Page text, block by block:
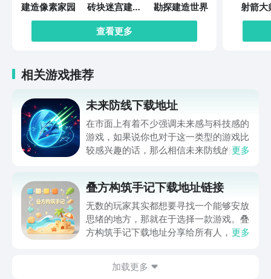
建造像素家园 砖块迷宫建造
者
勘探建造世界
查看更多
射箭大
相关游戏推荐
未来防线下载地址
在市面上有着不少强调未来感与科技感的
游戏，如果说你也对于这一类型的游戏比
较感兴趣的话，那么相信未来防线的名字
关链接，在最近这款游戏的热度非常之
高，无论是先进前卫的背景设定，还是紧
张有趣的战斗玩法，都吸引着不少同学的
关注，你是否也想要提前进行预约，方便
更多
叠方构筑手记下载地址链接
无数的玩家其实都想要寻找一个能够安放
思绪的地方，那就在于选择一款游戏。叠
方构筑手记下载地址分享给所有人，这一
情。如果大家想要下载这款游戏，其实方
更多
加载更多